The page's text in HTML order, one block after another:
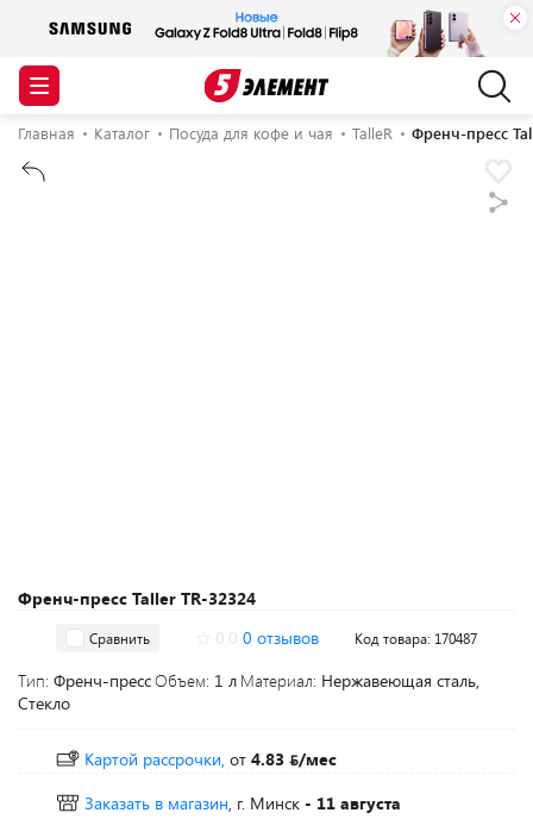
Главная Каталог Посуда для кофе и чая TalleR Френч-пресс
Френч-пресс Taller TR-32324
Сравнить 0 отзывов Код товара: 170487
Тип: Френч-прессОбъем: 1 л Материал: Нержавеющая сталь,
Стекло
Картой рассрочки, от 4.83
/мес
Заказать в магазин, г. Минск - 11 августа